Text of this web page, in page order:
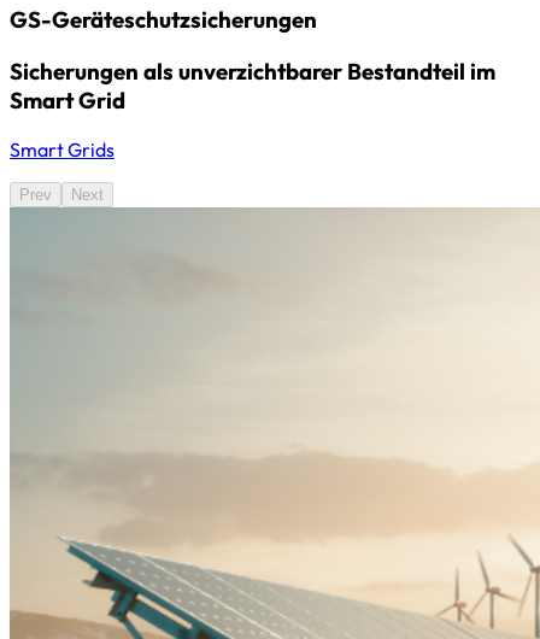
GS-Geräteschutz­sicherungen
Sicherungen als unverzichtbarer Bestandteil im
Smart Grid
Smart Grids
Prev Next